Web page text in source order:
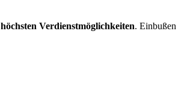
höchsten Verdienstmöglichkeiten. Einbußen